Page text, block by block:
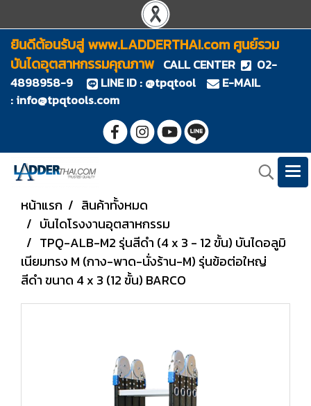
ยินดีต้อนรับสู่ www.LADDERTHAI.com ศูนย์รวม
บันไดอุตสาหกรรมคุณภาพ CALL CENTER
02-
4898958-9
LINE ID : @tpqtool
E-MAIL
:info@tpqtools.com
หน้าแรก
สินค้าทั้งหมด
บันไดโรงงานอุตสาหกรรม
TPQ-ALB-M2 รุ่นสีดำ (4 x 3 - 12 ขั้น) บันไดอลูมิ
เนียมทรง M (กาง-พาด-นั่งร้าน-M) รุ่นข้อต่อใหญ่
สีดำ ขนาด 4 x 3 (12 ขั้น) BARCO